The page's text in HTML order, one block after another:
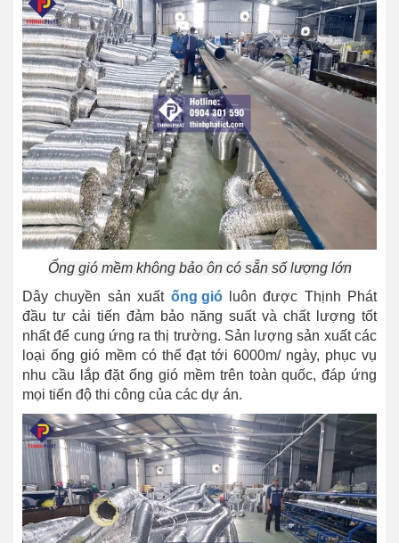
Ống gió mềm không bảo ôn có sẵn số lượng lớn
Dây chuyền sản xuất ống gióluôn được Thịnh Phát
đầu tư cải tiến đảm bảo năng suất và chất lượng tốt
nhất để cung ứng ra thị trường. Sản lượng sản xuất các
loại ống gió mềm có thể đạt tới 6000m/ ngày, phục vụ
nhu cầu lắp đặt ống gió mềm trên toàn quốc, đáp ứng
mọi tiến độ thi công của các dự án.